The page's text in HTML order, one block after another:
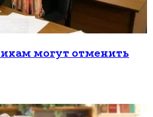
могут отменить